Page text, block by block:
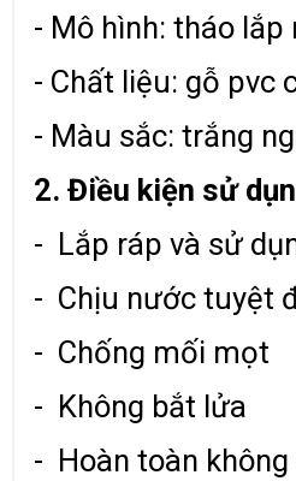
- Mô hình: tháo lắp
- Chất liệu: gỗ pvc
- Màu sắc: trắng
2. Điều kiện sử
- Lắp ráp và sử
- Chịu nước tuyệt
- Chống mối mọt
- Không bắt lửa
- Hoàn toàn